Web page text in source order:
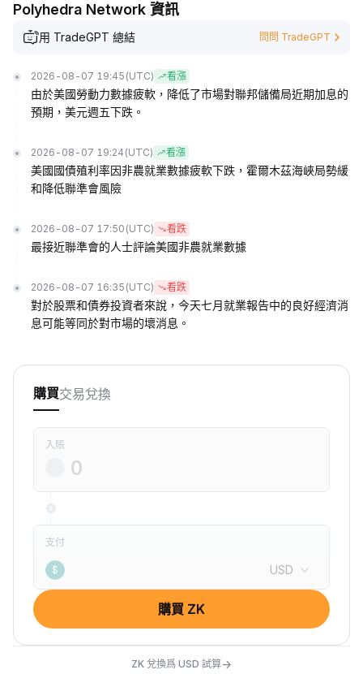
Polyhedra Network 資訊
用 TradeGPT 總結 問問 TradeGPT
2026-08-07 19:45 (UTC) 看漲
由於美國勞動力數據疲軟，降低了市場對聯邦儲備局近期加息的
預期，美元週五下跌。
2026-08-07 19:24 (UTC) 看漲
美國國債殖利率因非農就業數據疲軟下跌，霍爾木茲海峽局勢緩
和降低聯準會風險
2026-08-07 17:50 (UTC) 看跌
最接近聯準會的人士評論美國非農就業數據
2026-08-07 16:35 (UTC) 看跌
對於股票和債券投資者來說，今天七月就業報告中的良好經濟消
息可能等同於對市場的壞消息。
購買交易兌換
入賬
支付
$ USD
購買 ZK
ZK 兌換爲 USD 試算→